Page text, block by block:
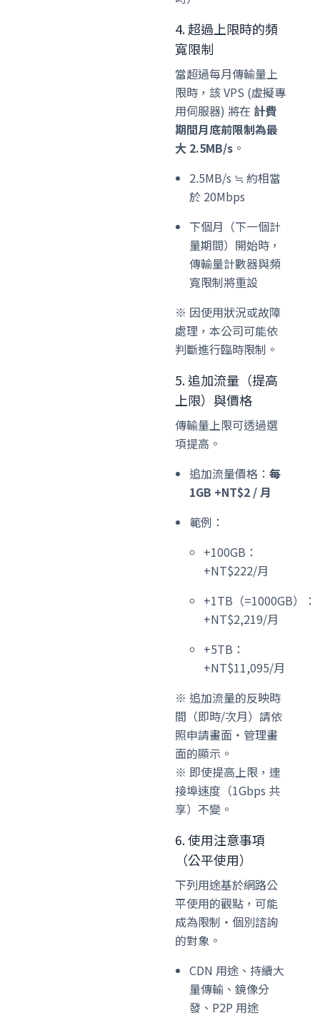
4. 超過上限時的頻
寬限制
當超過每月傳輸量上
限時，該 VPS (虛擬專
用伺服器) 將在 計費
期間月底前限制為最
大 2.5MB/s 。
2.5MB/s ≒ 約相當
於 20Mbps
下個月（下一個計
量期間）開始時，
傳輸量計數器與頻
寬限制將重設
※ 因使用狀況或故障
處理，本公司可能依
判斷進行臨時限制。
5. 追加流量（提高
上限）與價格
傳輸量上限可透過選
項提高。
追加流量價格：每
1GB +NT$2 / 月
範例：
+100GB：
+NT$222/月
+1TB（=1000GB）：
+NT$2,219/月
+5TB：
+NT$11,095/月
※ 追加流量的反映時
間（即時/次月）請依
照申請畫面・管理畫
面的顯示。
※ 即使提高上限，連
接埠速度（1Gbps 共
享）不變。
6. 使用注意事項
（公平使用）
下列用途基於網路公
平使用的觀點，可能
成為限制・個別諮詢
的對象。
CDN 用途、持續大
量傳輸、鏡像分
發、P2P 用途